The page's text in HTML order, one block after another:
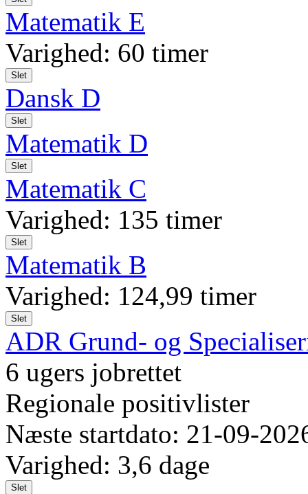
Matematik E
Varighed: 60 timer
Slet
Dansk D
Slet
Matematik D
Slet
Matematik C
Varighed: 135 timer
Slet
Matematik B
Varighed: 124,99 timer
Slet
ADR Grund- og
6 ugers jobrettet
Regionale positivlister
Næste startdato: 21-09-
Varighed: 3,6 dage
Slet